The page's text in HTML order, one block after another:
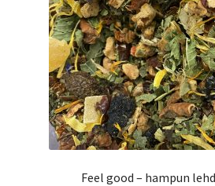
Feel good – hampun